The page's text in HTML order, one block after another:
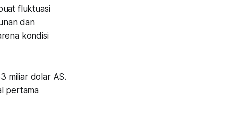
fluktuasi
dan
kondisi
miliar dolar AS.
pertama